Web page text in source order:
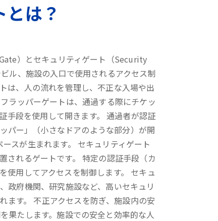
は？
）とセキュリティゲート（Security
ル、施設の入口で使用されるアクセス制
は、人の流れを管理し、不正な入場や出
ラッパーゲートは、通過する際にチケッ
手段を使用して開きます。 通過者が認証
パー」（小さなドアのような部分）が開
スが生まれます。 セキュリティゲート
されるゲートです。 特定の認証手段（カ
使用してアクセスを制御します。 セキュ
政府機関、研究施設など、高いセキュリ
ます。 不正アクセスを防ぎ、施設内の安
果たします。施設での安全と効率的な人